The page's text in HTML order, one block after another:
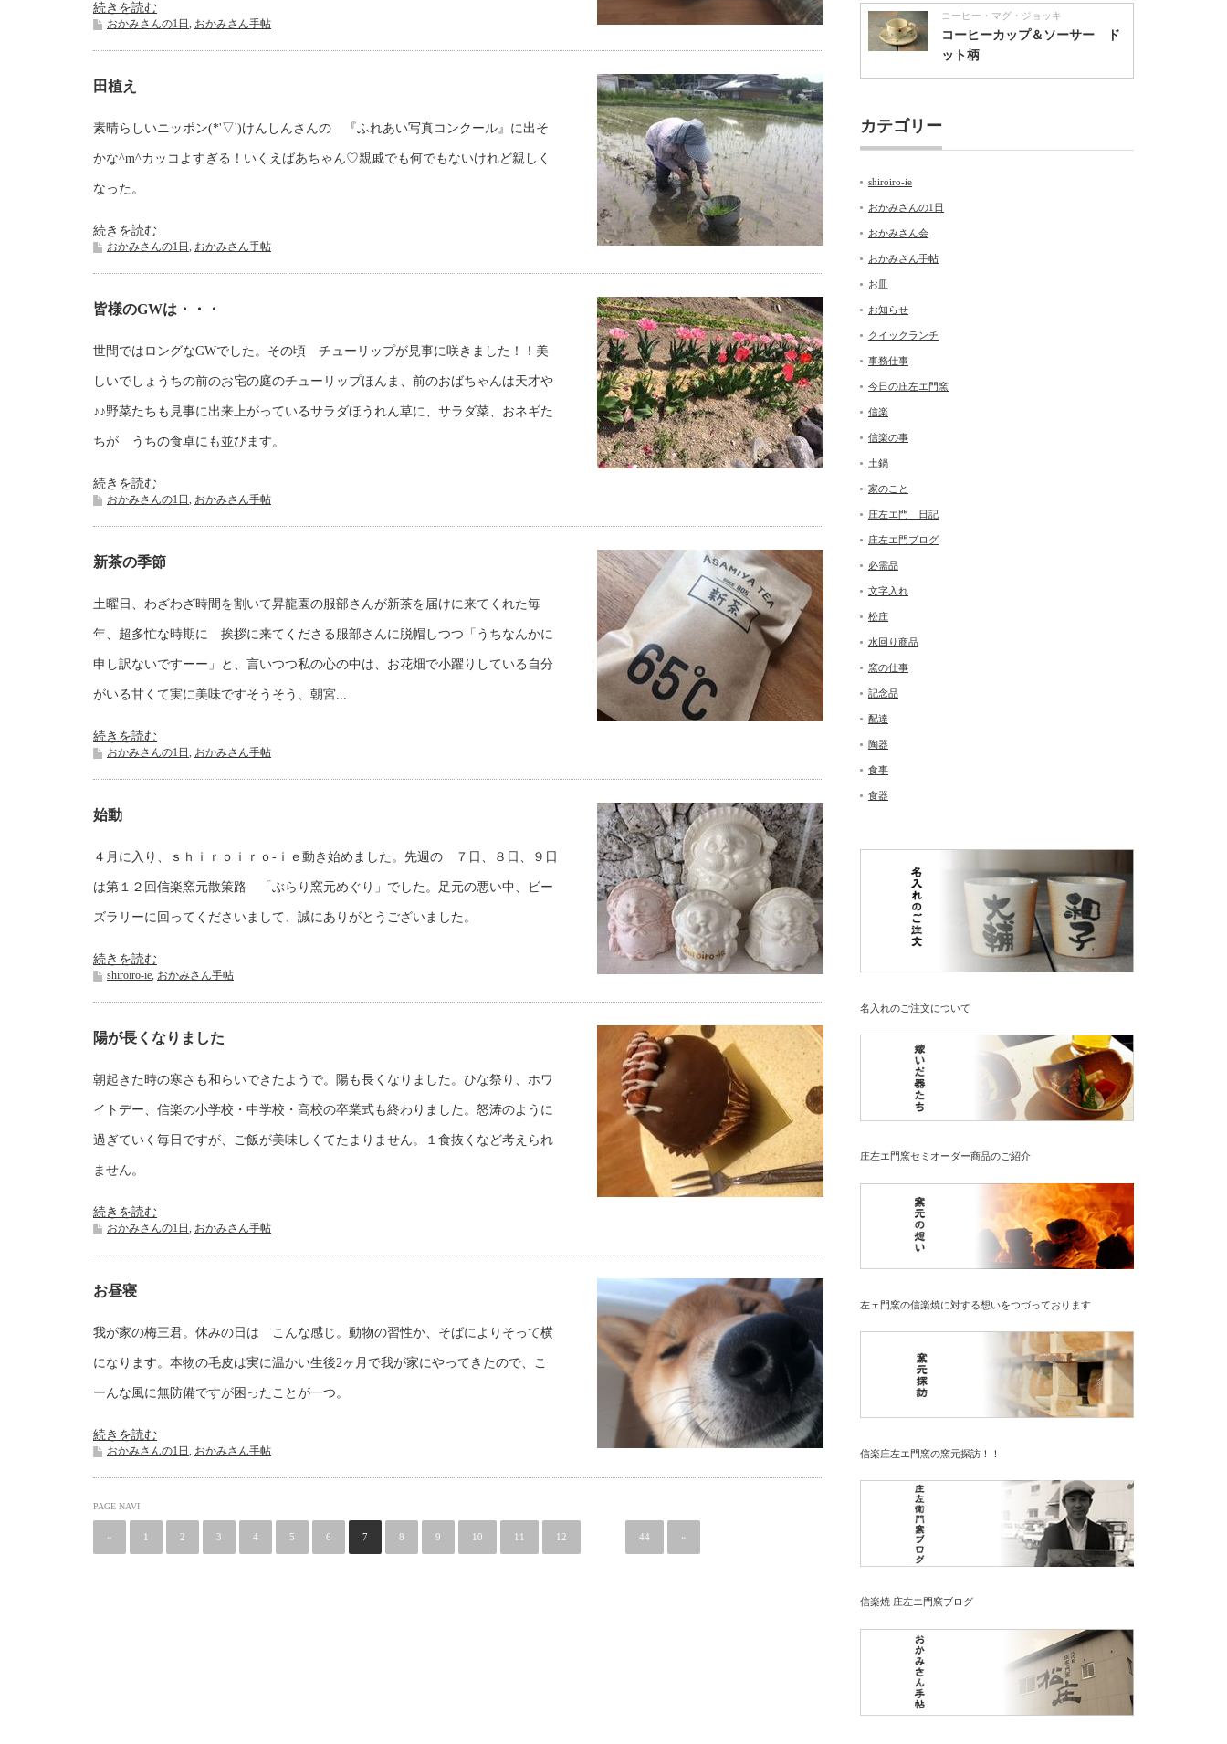
続きを読む
おかみさんの1日 , おかみさん手帖
田植え
素晴らしいニッポン(*'▽')けんしんさんの 『ふれあい写真コンクール』に出そ
かな^m^カッコよすぎる！いくえばあちゃん♡親戚でも何でもないけれど親しく
なった。
続きを読む
おかみさんの1日 , おかみさん手帖
皆様のGWは・・・
世間ではロングなGWでした。その頃 チューリップが見事に咲きました！！美
しいでしょうちの前のお宅の庭のチューリップほんま、前のおばちゃんは天才や
♪♪野菜たちも見事に出来上がっているサラダほうれん草に、サラダ菜、おネギた
ちが うちの食卓にも並びます。
続きを読む
おかみさんの1日 , おかみさん手帖
新茶の季節
土曜日、わざわざ時間を割いて昇龍園の服部さんが新茶を届けに来てくれた毎
年、超多忙な時期に 挨拶に来てくださる服部さんに脱帽しつつ「うちなんかに
申し訳ないですーー」と、言いつつ私の心の中は、お花畑で小躍りしている自分
がいる甘くて実に美味ですそうそう、朝宮...
続きを読む
おかみさんの1日 , おかみさん手帖
始動
４月に入り、ｓｈｉｒｏｉｒｏ-ｉｅ動き始めました。先週の ７日、８日、９日
は第１２回信楽窯元散策路 「ぶらり窯元めぐり」でした。足元の悪い中、ビー
ズラリーに回ってくださいまして、誠にありがとうございました。
続きを読む
shiroiro-ie, おかみさん手帖
陽が長くなりました
朝起きた時の寒さも和らいできたようで。陽も長くなりました。ひな祭り、ホワ
イトデー、信楽の小学校・中学校・高校の卒業式も終わりました。怒涛のように
過ぎていく毎日ですが、ご飯が美味しくてたまりません。１食抜くなど考えられ
ません。
続きを読む
おかみさんの1日 , おかみさん手帖
お昼寝
我が家の梅三君。休みの日は こんな感じ。動物の習性か、そばによりそって横
になります。本物の毛皮は実に温かい生後2ヶ月で我が家にやってきたので、こ
ーんな風に無防備ですが困ったことが一つ。
続きを読む
おかみさんの1日 , おかみさん手帖
PAGE NAVI
« 1 2 3 4 5 6 7 8 9 10 11 12 44 »
コーヒー・マグ・ジョッキ
コーヒーカップ＆ソーサー ド
ット柄
カテゴリー
shiroiro-ie
おかみさんの1日
おかみさん会
おかみさん手帖
お皿
お知らせ
クイックランチ
事務仕事
今日の庄左エ門窯
信楽
信楽の事
土鍋
家のこと
庄左エ門 日記
庄左エ門ブログ
必需品
文字入れ
松庄
水回り商品
窯の仕事
記念品
配達
陶器
食事
食器
名入れのご注文について
庄左エ門窯セミオーダー商品のご紹介
左ェ門窯の信楽焼に対する想いをつづっております
信楽庄左エ門窯の窯元探訪！！
信楽焼 庄左エ門窯ブログ